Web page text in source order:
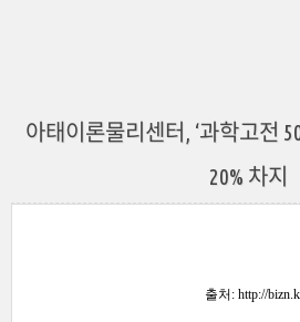
아태이론물리센터, ‘과학고전 50
20% 차지
출처: http://